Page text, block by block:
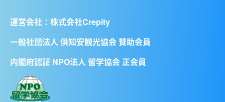
運営会社： 株式会社Crepity
一般社団法人 倶知安観光協会 賛助会員
内閣府認証 NPO法人 留学協会 正会員